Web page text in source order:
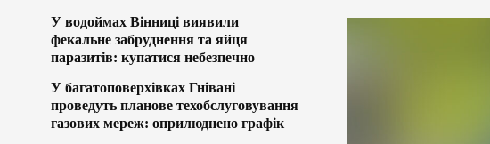
У водоймах Вінниці виявили
фекальне забруднення та яйця
паразитів: купатися небезпечно
У багатоповерхівках Гнівані
проведуть планове техобслуговування
газових мереж: оприлюднено графік